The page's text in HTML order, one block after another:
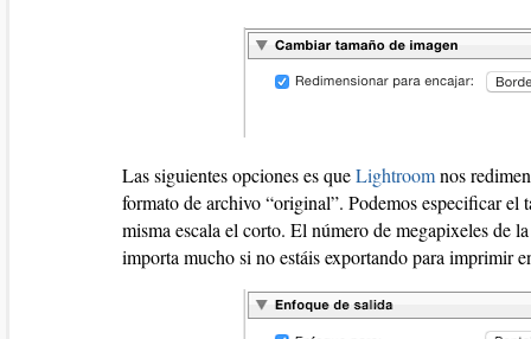
Las siguientes opciones es queLightroomnos
formato de archivo “original”. Podemos especificar
misma escala el corto. El número de megapixeles de
importa mucho si no estáis exportando para imprimir